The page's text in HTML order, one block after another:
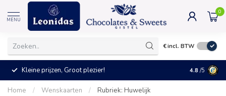
MENU
0
€incl. BTW
Kleine prijzen, Groot plezier! 4.8 /5
Home / Wenskaarten / Rubriek: Huwelijk